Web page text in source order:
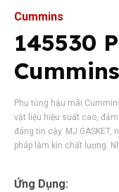
Cummins
145530
Cummins
Phụ tùng hậu mãi
vật liệu hiệu suất cao,
đáng tin cậy. MJ
pháp làm kín chất lượng.
Ứng Dụng: